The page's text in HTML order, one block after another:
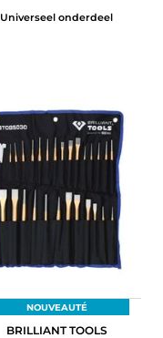
Universeel onderdeel
NOUVEAUTÉ
BRILLIANT TOOLS